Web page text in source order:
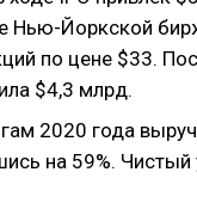
Нью-Йоркской
по цене $33.
$4,3 млрд.
2020 года
на 59%.